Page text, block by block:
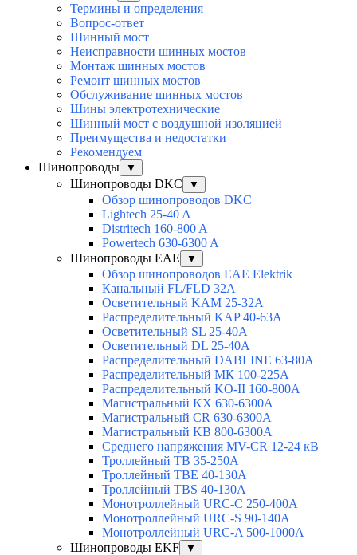
Термины и определения
Вопрос-ответ
Шинный мост
Неисправности шинных мостов
Монтаж шинных мостов
Ремонт шинных мостов
Обслуживание шинных мостов
Шины электротехнические
Шинный мост с воздушной изоляцией
Преимущества и недостатки
Рекомендуем
Шинопроводы
▼
Шинопроводы DKC ▼
Обзор шинопроводов DKC
Lightech 25-40 A
Distritech 160-800 A
Powertech 630-6300 A
Шинопроводы EAE
▼
Обзор шинопроводов EAE Elektrik
Канальный FL/FLD 32A
Осветительный KAM 25-32А
Распределительный KAP 40-63A
Осветительный SL 25-40А
Осветительный DL 25-40А
Распределительный DABLINE 63-80A
Распределительный МК 100-225А
Распределительный KO-II 160-800А
Магистральный KX 630-6300А
Магистральный CR 630-6300А
Магистральный KB 800-6300А
Среднего напряжения MV-CR 12-24 кВ
Троллейный TB 35-250A
Троллейный TBE 40-130A
Троллейный TBS 40-130A
Монотроллейный URC-C 250-400A
Монотроллейный URC-S 90-140A
Монотроллейный URC-A 500-1000A
Шинопроводы EKF
▼